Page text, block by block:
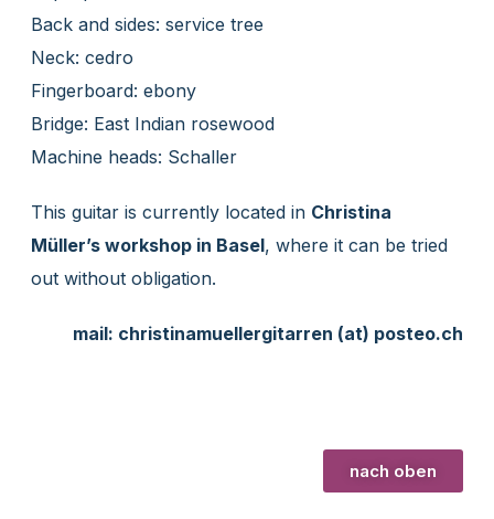
Back and sides: service tree
Neck: cedro
Fingerboard: ebony
Bridge: East Indian rosewood
Machine heads: Schaller
This guitar is currently located in Christina
Müller’s workshop in Basel, where it can be tried
out without obligation.
mail: christinamuellergitarren (at) posteo.ch
nach oben